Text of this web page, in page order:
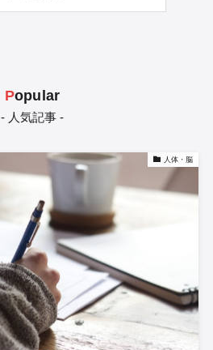
Popular
- 人気記事 -
人体・脳